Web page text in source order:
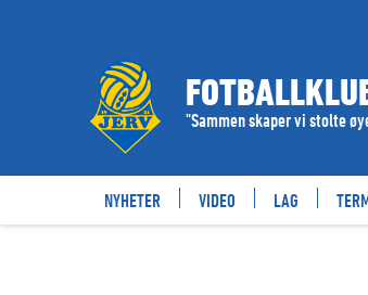
"Sammen skaper vi stolte
NYHETER VIDEO LAG